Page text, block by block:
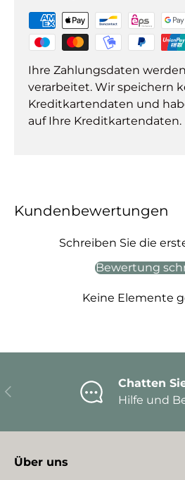
Ihre Zahlungsdaten
verarbeitet. Wir speichern
Kreditkartendaten und
auf Ihre Kreditkartendaten.
Kundenbewertungen
Schreiben Sie die
Bewertung
Keine Elemente
Vorherige
Chatten
Hilfe und
Über uns